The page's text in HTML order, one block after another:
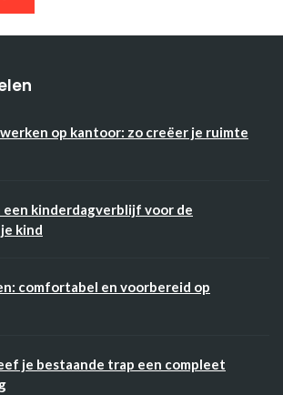
op kantoor: zo creëer je ruimte
een kinderdagverblijf voor de
kind
comfortabel en voorbereid op
je bestaande trap een compleet